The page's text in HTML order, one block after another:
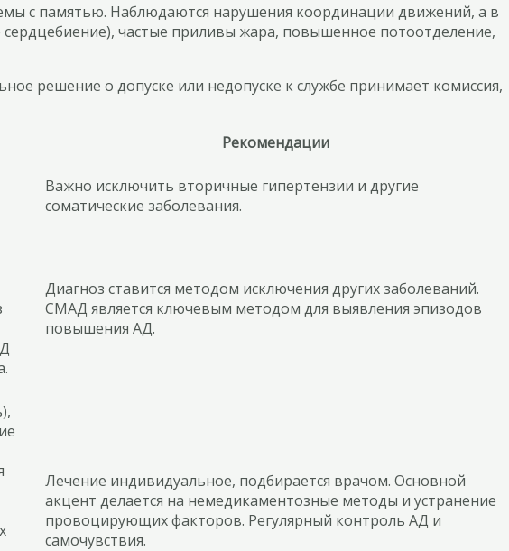
с памятью. Наблюдаются нарушения координации движений, а в
частые приливы жара, повышенное потоотделение,
решение о допуске или недопуске к службе принимает комиссия,
Рекомендации
Важно исключить вторичные гипертензии и другие
соматические заболевания.
Диагноз ставится методом исключения других заболеваний.
СМАД является ключевым методом для выявления эпизодов
повышения АД.
Лечение индивидуальное, подбирается врачом. Основной
акцент делается на немедикаментозные методы и устранение
провоцирующих факторов. Регулярный контроль АД и
самочувствия.